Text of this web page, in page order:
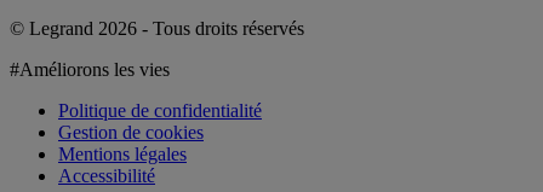
© Legrand 2026 - Tous droits réservés
#Améliorons les vies
Politique de confidentialité
Gestion de cookies
Mentions légales
Accessibilité